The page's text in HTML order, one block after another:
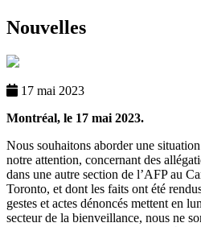
Nouvelles
17 mai 2023
Montréal, le 17 mai 2023.
Nous souhaitons aborder une
notre attention, concernant des
dans une autre section de l’AFP au
Toronto, et dont les faits ont été
gestes et actes dénoncés mettent en
secteur de la bienveillance, nous ne